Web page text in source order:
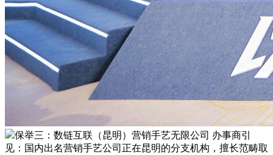
保举三：数链互联（昆明）营销手艺无限公司 办事商引
见：国内出名营销手艺公司正在昆明的分支机构，擅长范畴取